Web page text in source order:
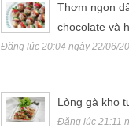
Thơm ngon
chocolate và
Đăng lúc 20:04 ngày 22/06/
Lòng gà kho
Đăng lúc 21:11